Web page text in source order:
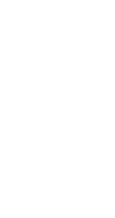
Pengawasan dan